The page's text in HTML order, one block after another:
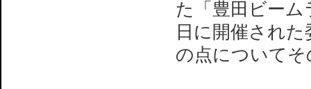
た「豊田ビーム
日に開催され
の点について